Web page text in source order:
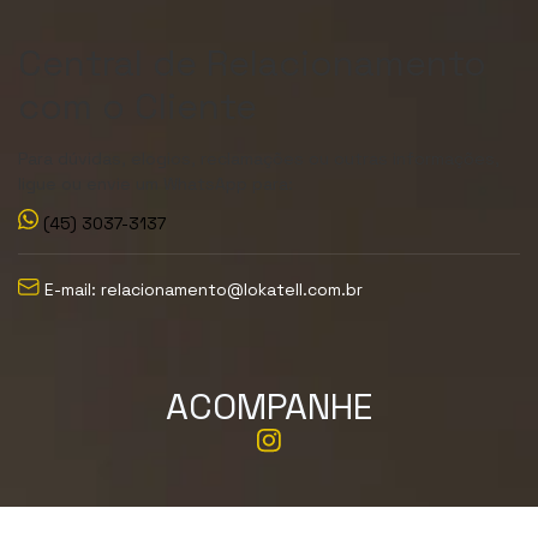
(45) 3037-3137
E-mail: relacionamento@lokatell.com.br
ACOMPANHE